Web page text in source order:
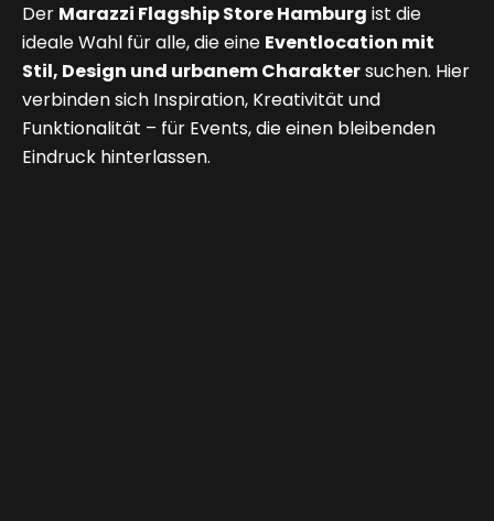
Der Marazzi Flagship Store Hamburg ist die
ideale Wahl für alle, die eine Eventlocation mit
Stil, Design und urbanem Charaktersuchen. Hier
verbinden sich Inspiration, Kreativität und
Funktionalität – für Events, die einen bleibenden
Eindruck hinterlassen.